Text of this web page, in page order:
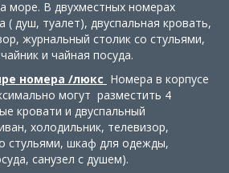
море. В двухместных номерах
( душ, туалет), двуспальная кровать,
журнальный столик со стульями,
и чайная посуда.
номера /люкс Номера в корпусе
могут разместить 4
кровати и двуспальный
холодильник, телевизор,
стульями, шкаф для одежды,
санузел с душем).